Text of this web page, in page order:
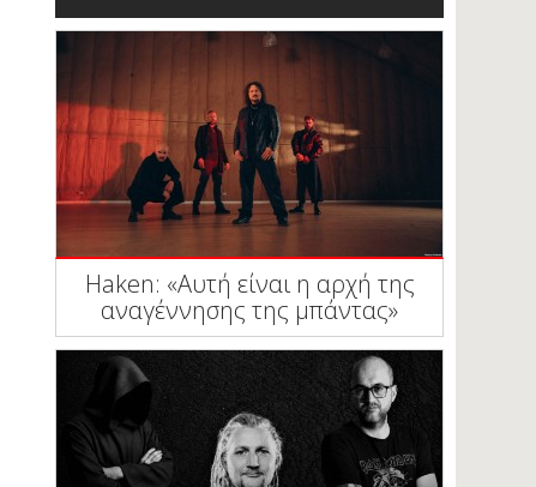
Haken: «Αυτή είναι η αρχή της
αναγέννησης της μπάντας»